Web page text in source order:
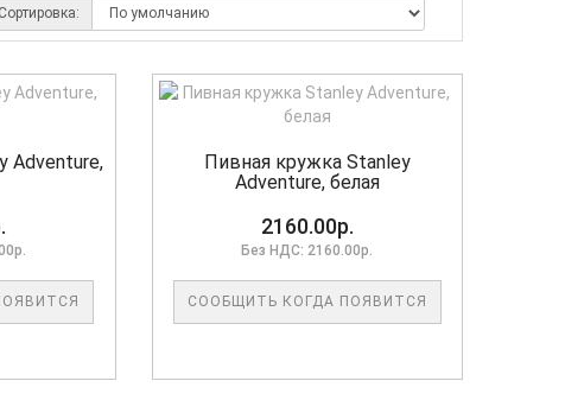
Сортировка:
Adventure,
Пивная кружка Stanley
Adventure, белая
2160.00р.
Без НДС: 2160.00р.
СООБЩИТЬ КОГДА ПОЯВИТСЯ